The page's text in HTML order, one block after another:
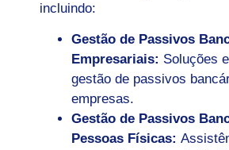
incluindo:
Gestão de Passivos
Empresariais: Soluções
gestão de passivos
empresas.
Gestão de Passivos
Pessoas Físicas: